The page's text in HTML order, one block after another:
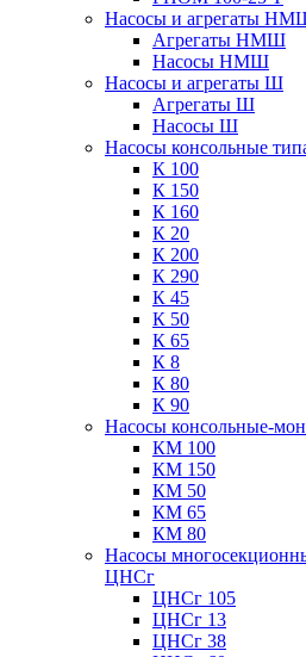
Насосы и агрегаты
Агрегаты НМШ
Насосы НМШ
Насосы и агрегаты Ш
Агрегаты Ш
Насосы Ш
Насосы консольные
К 100
К 150
К 160
К 20
К 200
К 290
К 45
К 50
К 65
К 8
К 80
К 90
Насосы консольные-
КМ 100
КМ 150
КМ 50
КМ 65
КМ 80
Насосы
ЦНСг
ЦНСг 105
ЦНСг 13
ЦНСг 38